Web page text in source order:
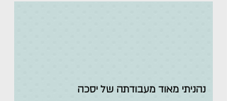
נהניתי מאוד מעבודתה של יסכה